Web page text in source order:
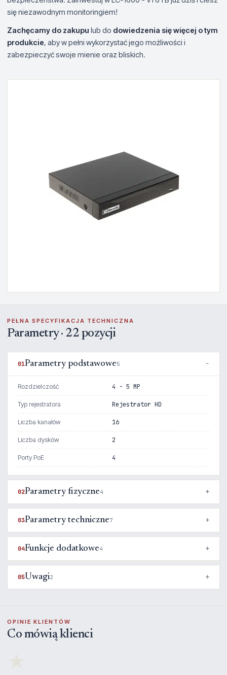
się niezawodnym monitoringiem!
Zachęcamy do zakupu lub do dowiedzenia się więcej o tym
produkcie, aby w pełni wykorzystać jego możliwości i
zabezpieczyć swoje mienie oraz bliskich.
PEŁNA SPECYFIKACJA TECHNICZNA
Parametry · 22 pozycji
01Parametry podstawowe5
Rozdzielczość 4 - 5 MP
Typ rejestratora Rejestrator HD
Liczba kanałów 16
Liczba dysków 2
Porty PoE 4
02Parametry fizyczne4
03Parametry techniczne7
04Funkcje dodatkowe4
05Uwagi2
OPINIE KLIENTÓW
Co mówią klienci